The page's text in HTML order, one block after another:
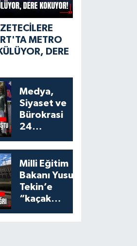
METRO
DERE
Medya,
Siyaset ve
Bürokrasi
24
İçin Aynı
Sofrada
Buluştu
Milli Eğitim
Bakanı Yusuf
Tekin’e
“kaçak